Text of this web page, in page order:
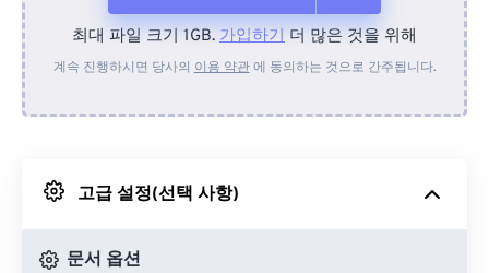
장치에서
Google 드라이브에서
최대 파일 크기 1GB. 가입하기 더 많은 것을 위해
계속 진행하시면 당사의 이용 약관에 동의하는 것으로 간주됩니다.
고급 설정(선택 사항)
문서 옵션